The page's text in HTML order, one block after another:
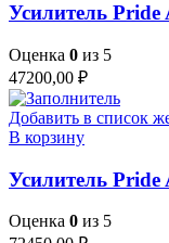
Усилитель
Оценка 0 из 5
47200,00 ₽
Добавить в список
В корзину
Усилитель
Оценка 0 из 5